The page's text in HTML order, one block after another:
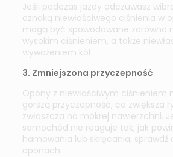
Jeśli podczas jazdy odczuwasz
oznaką niewłaściwego ciśnienia w
mogą być spowodowane zarówno
wysokim ciśnieniem, a także
wyważeniem kół.
3. Zmniejszona przyczepność
Opony z niewłaściwym ciśnieniem
gorszą przyczepność, co zwiększa
zwłaszcza na mokrej nawierzchni.
samochód nie reaguje tak, jak
hamowania lub skręcania, sprawdź
oponach.